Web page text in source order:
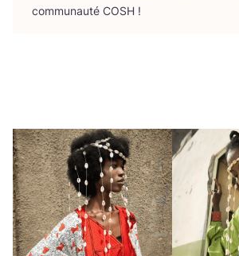
com­mu­nau­té COSH !